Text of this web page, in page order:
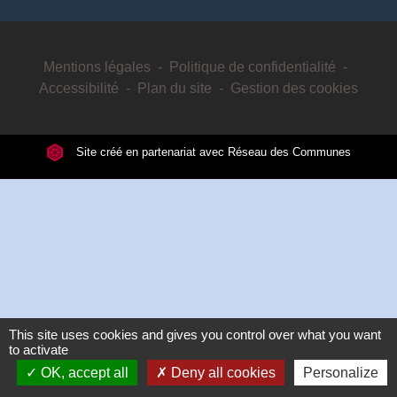
Mentions légales - Politique de confidentialité -
Accessibilité - Plan du site - Gestion des cookies
Site créé en partenariat avec Réseau des Communes
This site uses cookies and gives you control over what you want
to activate
OK, accept all
Deny all cookies Personalize